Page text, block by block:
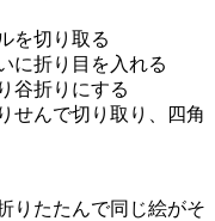
を切り取る
に折り目を入れる
谷折りにする
せんで切り取り、四角
りたたんで同じ絵がそ